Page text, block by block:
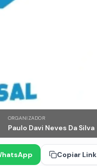
ORGANIZADOR
Paulo Davi Neves Da Silva
Copiar Link